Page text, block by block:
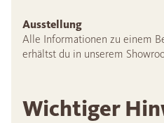
Ausstellung
Alle Informationen zu einem
erhältst du in unserem
Wichtiger